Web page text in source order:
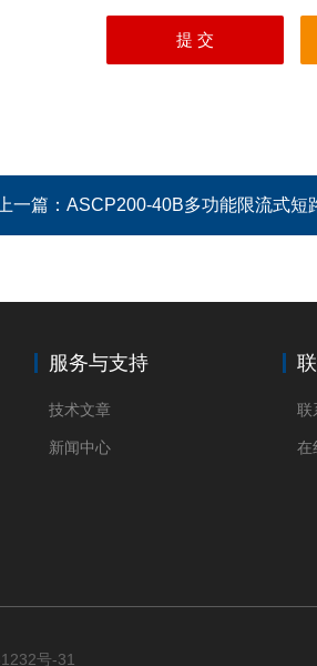
一篇： ASCP200-40B多功能限流式短
服务与支持
技术文章
新闻中心
联
在
号-31